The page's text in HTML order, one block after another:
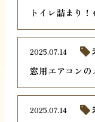
トイレ詰まり
窓用エアコンの
2025.07.14
2025.07.14